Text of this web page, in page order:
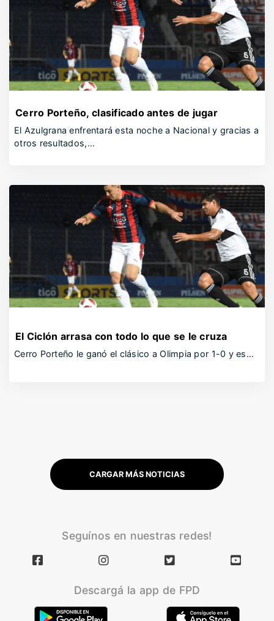
Cerro Porteño, clasificado antes de jugar
El Azulgrana enfrentará esta noche a Nacional y gracias a
otros resultados,…
El Ciclón arrasa con todo lo que se le cruza
Cerro Porteño le ganó el clásico a Olimpia por 1-0 y es…
CARGAR MÁS NOTICIAS
Seguínos en nuestras redes!
Descargá la app de FPD